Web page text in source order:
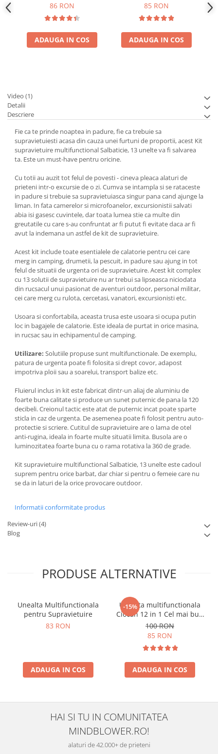
86 RON
ADAUGA IN COS
85 RON
ADAUGA IN COS
Video (1)
Detalii
Descriere
Fie ca te prinde noaptea in padure, fie ca trebuie sa
supravietuiesti acasa din cauza unei furtuni de proportii, acest Kit
supravietuire multifunctional Salbaticie, 13 unelte va fi salvarea
ta. Este un must-have pentru oricine.
Cu totii au auzit tot felul de povesti - cineva pleaca alaturi de
prieteni intr-o excursie de o zi. Cumva se intampla si se rataceste
in padure si trebuie sa supravietuiasca singur pana cand ajunge la
liman. In fata camerelor si microfoanelor, excursionistii salvati
abia isi gasesc cuvintele, dar toata lumea stie ca multe din
greutatile cu care s-au confruntat ar fi putut fi evitate daca ar fi
avut la indemana un astfel de kit de supravietuire.
Acest kit include toate esentialele de calatorie pentru cei care
merg in camping, drumetii, la pescuit, in padure sau ajung in tot
felul de situatii de urgenta ori de supravietuire. Acest kit complex
cu 13 solutii de supravietuire nu ar trebui sa lipseasca niciodata
din rucsacul unui pasionat de aventuri outdoor, personal militar,
cei care merg cu rulota, cercetasi, vanatori, excursionisti etc.
Usoara si confortabila, aceasta trusa este usoara si ocupa putin
loc in bagajele de calatorie. Este ideala de purtat in orice masina,
in rucsac sau in echipamentul de camping.
Utilizare: Solutiile propuse sunt multifunctionale. De exemplu,
patura de urgenta poate fi folosita si drept covor, adapost
impotriva ploii sau a soarelui, transport balize etc.
Fluierul inclus in kit este fabricat dintr-un aliaj de aluminiu de
foarte buna calitate si produce un sunet puternic de pana la 120
decibeli. Creionul tactic este atat de puternic incat poate sparte
sticla in caz de urgenta. De asemenea poate fi folosit pentru auto-
protectie si scriere. Cutitul de supravietuire are o lama de otel
anti-rugina, ideala in foarte multe situatii limita. Busola are o
luminozitatea foarte buna cu o rama rotativa la 360 de grade.
Kit supravietuire multifunctional Salbaticie, 13 unelte este cadoul
suprem pentru orice barbat, dar chiar si pentru o femeie care nu
se da in laturi de la orice provocare outdoor.
Informatii conformitate produs
Review-uri(4)
Blog
PRODUSE ALTERNATIVE
Unealta Multifunctionala
pentru Supravietuire
83 RON
ADAUGA IN COS
-15%
Unealta multifunctionala
Ciocan 12 in 1 Cel mai bun
tata
100 RON
85 RON
ADAUGA IN COS
HAI SI TU IN COMUNITATEA
MINDBLOWER.RO!
alaturi de 42.000+ de prieteni